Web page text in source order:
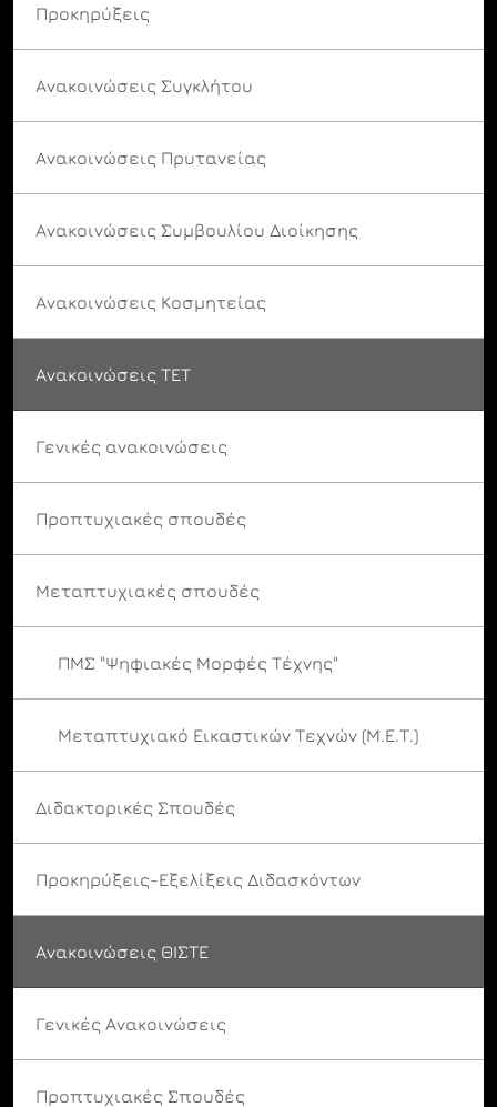
Προκηρύξεις
Ανακοινώσεις Συγκλήτου
Ανακοινώσεις Πρυτανείας
Ανακοινώσεις Συμβουλίου Διοίκησης
Ανακοινώσεις Κοσμητείας
Ανακοινώσεις ΤΕΤ
Γενικές ανακοινώσεις
Προπτυχιακές σπουδές
Μεταπτυχιακές σπουδές
ΠΜΣ "Ψηφιακές Μορφές Τέχνης"
Μεταπτυχιακό Εικαστικών Τεχνών (Μ.Ε.Τ.)
Διδακτορικές Σπουδές
Προκηρύξεις-Εξελίξεις Διδασκόντων
Ανακοινώσεις ΘΙΣΤΕ
Γενικές Ανακοινώσεις
Προπτυχιακές Σπουδές